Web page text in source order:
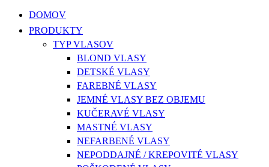
Close
DOMOV
PRODUKTY
TYP VLASOV
BLOND VLASY
DETSKÉ VLASY
FAREBNÉ VLASY
JEMNÉ VLASY BEZ OBJEMU
KUČERAVÉ VLASY
MASTNÉ VLASY
NEFARBENÉ VLASY
NEPODDAJNÉ / KREPOVITÉ VLASY